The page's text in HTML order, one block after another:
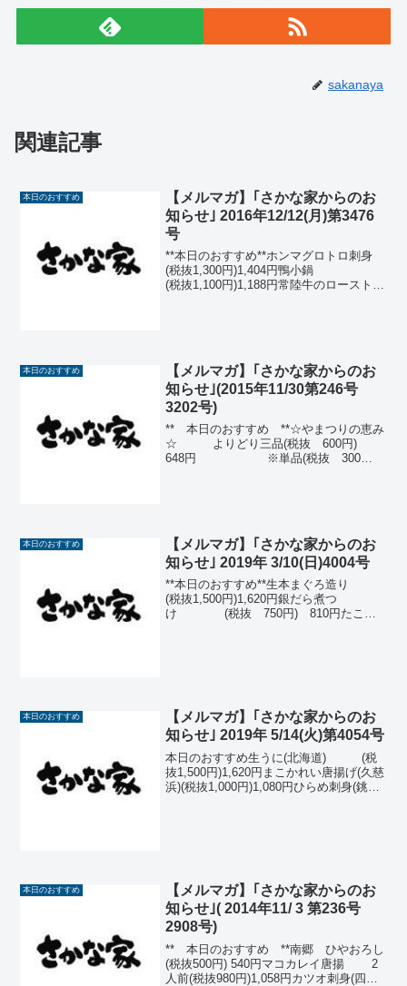
sakanaya
関連記事
本日のおすすめ
【メルマガ】｢さかな家からのお
知らせ｣ 2016年12/12(月)第3476
号
**本日のおすすめ**ホンマグロトロ刺身
(税抜1,300円)1,404円鴨小鍋
(税抜1,100円)1,188円常陸牛のローストビ
本日のおすすめ
【メルマガ】｢さかな家からのお
知らせ｣(2015年11/30第246号
3202号)
** 本日のおすすめ **☆やまつりの恵み
☆ よりどり三品(税抜 600円)
648円 ※単品(税抜 300
本日のおすすめ
【メルマガ】｢さかな家からのお
知らせ｣ 2019年 3/10(日)4004号
**本日のおすすめ**生本まぐろ造り
(税抜1,500円)1,620円銀だら煮つ
け (税抜 750円) 810円たこ吸
本日のおすすめ
【メルマガ】｢さかな家からのお
知らせ｣ 2019年 5/14(火)第4054号
本日のおすすめ生うに(北海道) (税
抜1,500円)1,620円まこかれい唐揚げ(久慈
浜)(税抜1,000円)1,080円ひらめ刺身(銚
本日のおすすめ
【メルマガ】｢さかな家からのお
知らせ｣( 2014年11/ 3 第236号
2908号)
** 本日のおすすめ **南郷 ひやおろし
(税抜500円) 540円マコカレイ唐揚 2
人前(税抜980円)1,058円カツオ刺身(四